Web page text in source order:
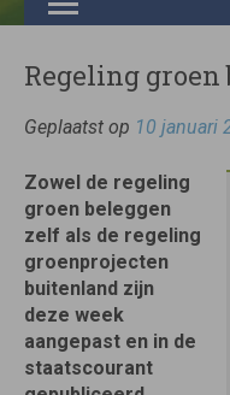
Regeling groen
Geplaatst op 10 januari
Zowel de regeling
groen beleggen
zelf als de regeling
groenprojecten
buitenland zijn
deze week
aangepast en in de
staatscourant